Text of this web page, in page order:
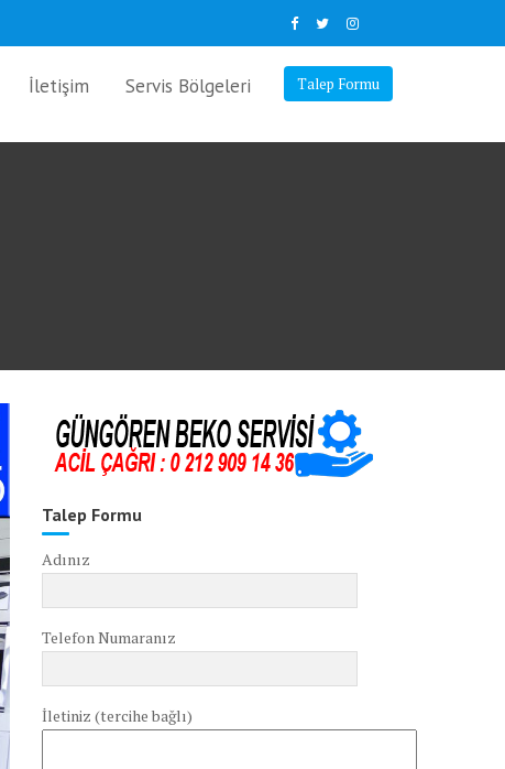
Talep Formu
İletişim Servis Bölgeleri
Talep Formu
Adınız
Telefon Numaranız
İletiniz (tercihe bağlı)